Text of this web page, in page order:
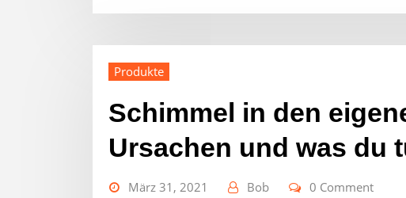
Produkte
Schimmel in den
Ursachen und was du
März 31, 2021 Bob 0 Comment